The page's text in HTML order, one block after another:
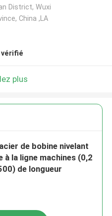
District, Wuxi
China ,LA
vérifié
plus
de bobine nivelant
à la ligne machines (0,2
de longueur